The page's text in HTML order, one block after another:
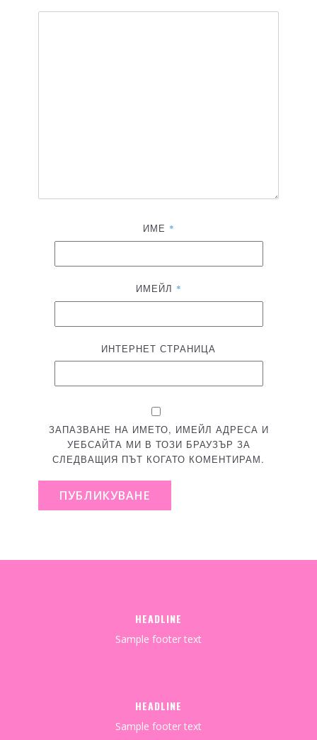
ИМЕ *
ИМЕЙЛ *
ИНТЕРНЕТ СТРАНИЦА
ЗАПАЗВАНЕ НА ИМЕТО, ИМЕЙЛ АДРЕСА И
УЕБСАЙТА МИ В ТОЗИ БРАУЗЪР ЗА
СЛЕДВАЩИЯ ПЪТ КОГАТО КОМЕНТИРАМ.
ПУБЛИКУВАНЕ
HEADLINE
Sample footer text
HEADLINE
Sample footer text